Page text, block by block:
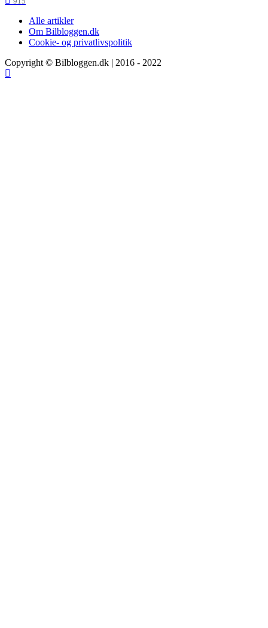
Alle artikler
Om Bilbloggen.dk
Cookie- og privatlivspolitik
Copyright © Bilbloggen.dk | 2016 - 2022